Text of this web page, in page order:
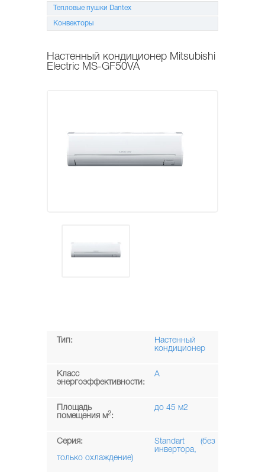
МОНТАЖ
И ОБСЛУЖИВАНИЕ
АКЦИИ
Тепловые пушки Dantex
Конвекторы
Настенный кондиционер Mitsubishi
Electric MS-GF50VA
Тип:
Настенный
кондиционер
Класс
энергоэффективности:
A
Площадь
помещения м2:
до 45 м2
Серия:
Standart (без
инвертора,
только охлаждение)